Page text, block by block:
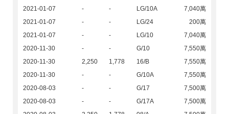
2021-01-07
- - LG/10A
7,040萬
2021-01-07
- - LG/24
200萬
2021-01-07
- - LG/10
7,040萬
2020-11-30
- - G/10
7,550萬
2020-11-30
2,250 1,778 16/B
7,550萬
2020-11-30
- - G/10A
7,550萬
2020-08-03
- - G/17
7,500萬
2020-08-03
- - G/17A
7,500萬